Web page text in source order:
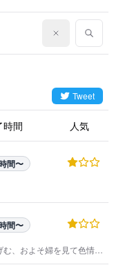
Tweet
時間 人気
間〜
間〜